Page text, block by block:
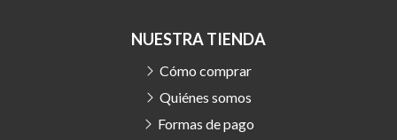
NUESTRA TIENDA
Cómo comprar
Quiénes somos
Formas de pago